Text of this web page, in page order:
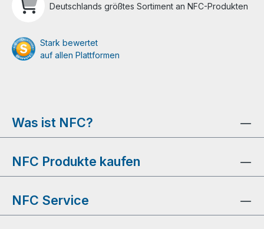
Deutschlands größtes Sortiment an NFC-Produkten
Stark bewertet
auf allen Plattformen
Was ist NFC?
NFC Produkte kaufen
NFC Service